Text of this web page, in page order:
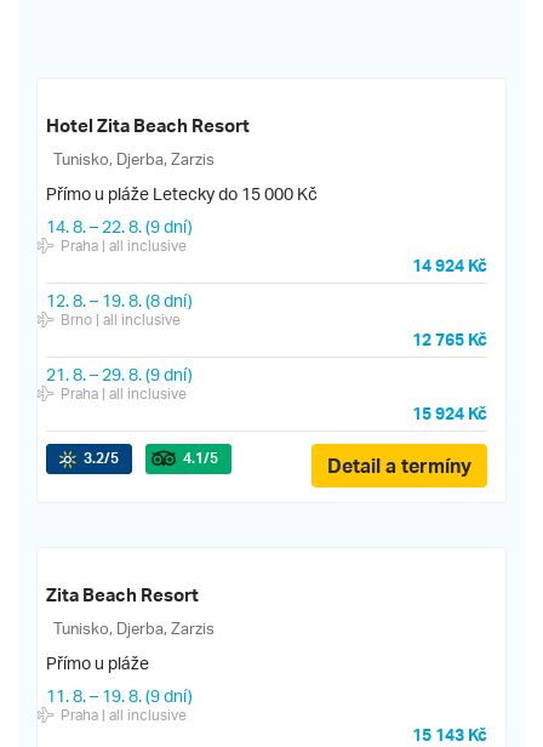
Hotel Zita Beach Resort
Tunisko, Djerba, Zarzis
Přímo u pláže Letecky do 15 000 Kč
14. 8.– 22. 8.(9 dní)
Praha| all inclusive
14 924 Kč
12. 8.– 19. 8.(8 dní)
Brno| all inclusive
12 765 Kč
21. 8.– 29. 8.(9 dní)
Praha| all inclusive
15 924 Kč
3.2/5 4.1/5 Detail a termíny
Zita Beach Resort
Tunisko, Djerba, Zarzis
Přímo u pláže
11. 8.– 19. 8.(9 dní)
Praha| all inclusive
15 143 Kč